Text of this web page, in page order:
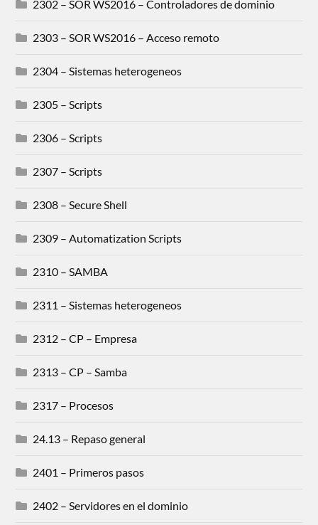
2302 – SOR WS2016 – Controladores de dominio
2303 – SOR WS2016 – Acceso remoto
2304 – Sistemas heterogeneos
2305 – Scripts
2306 – Scripts
2307 – Scripts
2308 – Secure Shell
2309 – Automatization Scripts
2310 – SAMBA
2311 – Sistemas heterogeneos
2312 – CP – Empresa
2313 – CP – Samba
2317 – Procesos
24.13 – Repaso general
2401 – Primeros pasos
2402 – Servidores en el dominio